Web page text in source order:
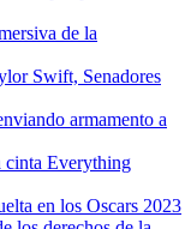
de la
Swift, Senadores
armamento a
cinta Everything
en los Oscars 2023